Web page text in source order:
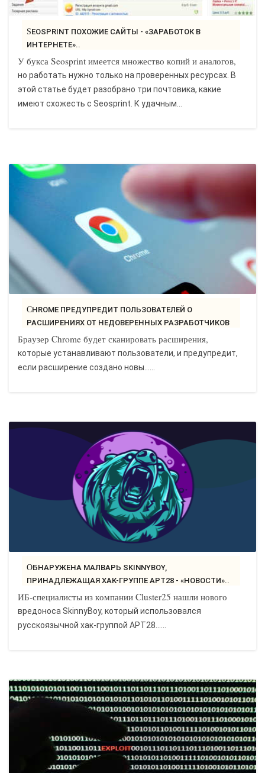
SEOSPRINT ПОХОЖИЕ САЙТЫ - «ЗАРАБОТОК В
ИНТЕРНЕТЕ»..
У букса Seosprint имеется множество копий и аналогов,
но работать нужно только на проверенных ресурсах. В
этой статье будет разобрано три почтовика, какие
имеют схожесть с Seosprint. К удачным...
CHROME ПРЕДУПРЕДИТ ПОЛЬЗОВАТЕЛЕЙ О
РАСШИРЕНИЯХ ОТ НЕДОВЕРЕННЫХ РАЗРАБОТЧИКОВ
Браузер Chrome будет сканировать расширения,
которые устанавливают пользователи, и предупредит,
если расширение создано новы…...
ОБНАРУЖЕНА МАЛВАРЬ SKINNYBOY,
ПРИНАДЛЕЖАЩАЯ ХАК-ГРУППЕ APT28 - «НОВОСТИ»..
ИБ-специалисты из компании Cluster25 нашли нового
вредоноса SkinnyBoy, который использовался
русскоязычной хак-группой APT28…...